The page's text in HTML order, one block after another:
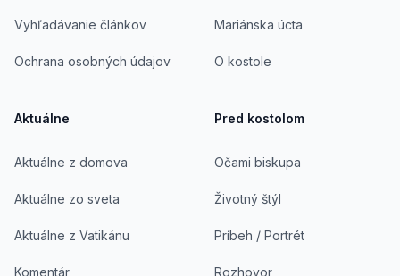
Vyhľadávanie článkov
Ochrana osobných údajov
Aktuálne
Aktuálne z domova
Aktuálne zo sveta
Aktuálne z Vatikánu
Komentár
Mariánska úcta
O kostole
Pred kostolom
Očami biskupa
Životný štýl
Príbeh / Portrét
Rozhovor